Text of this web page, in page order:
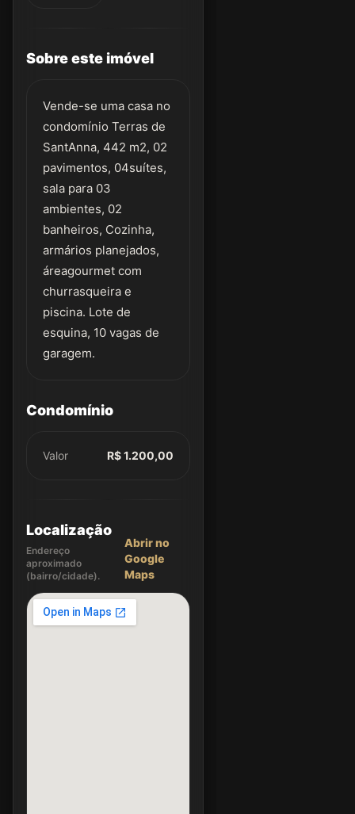
Sobre este imóvel
Vende-se uma casa no
condomínio Terras de
SantAnna, 442 m2, 02
pavimentos, 04suítes,
sala para 03
ambientes, 02
banheiros, Cozinha,
armários planejados,
áreagourmet com
churrasqueira e
piscina. Lote de
esquina, 10 vagas de
garagem.
Condomínio
Valor R$ 1.200,00
Localização
Endereço
aproximado
(bairro/cidade).
Abrir no
Google
Maps